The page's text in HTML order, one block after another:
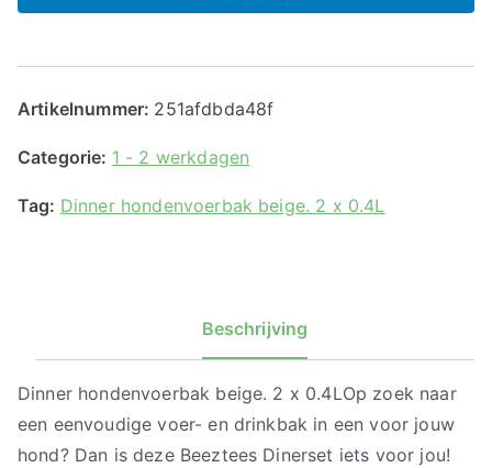
Artikelnummer: 251afdbda48f
Categorie: 1 - 2 werkdagen
Tag: Dinner hondenvoerbak beige. 2 x 0.4L
Beschrijving
Dinner hondenvoerbak beige. 2 x 0.4LOp zoek naar
een eenvoudige voer- en drinkbak in een voor jouw
hond? Dan is deze Beeztees Dinerset iets voor jou!